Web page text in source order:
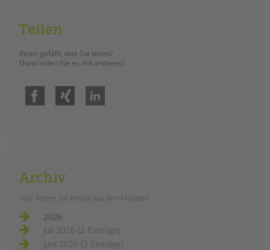
Teilen
Ihnen gefällt, was Sie lesen?
Dann teilen Sie es mit anderen!
Facebook Xing
Archiv
Hier finden Sie Artikel aus den Monaten
2026
Juli 2026 (2 Einträge)
Juni 2026 (3 Einträge)